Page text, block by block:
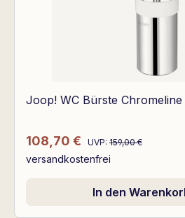
Joop! WC Bürste Chromeline
Verkaufspreis:
108,70 € Regulärer Preis:
UVP: 159,00 €
versandkostenfrei
In den